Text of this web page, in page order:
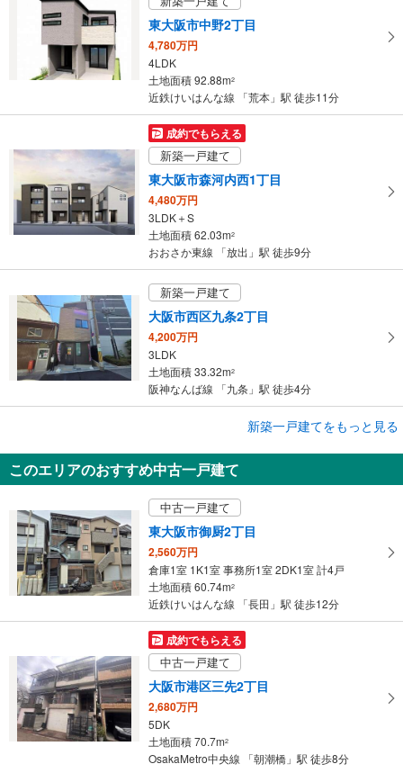
東大阪市中野2丁目
4,780万円
4LDK
土地面積 92.88m2
近鉄けいはんな線 「荒本」駅 徒歩11分
成約でもらえる
新築一戸建て
東大阪市森河内西1丁目
4,480万円
3LDK＋S
土地面積 62.03m2
おおさか東線 「放出」駅 徒歩9分
新築一戸建て
大阪市西区九条2丁目
4,200万円
3LDK
土地面積 33.32m2
阪神なんば線 「九条」駅 徒歩4分
大阪市城東区鴫野東3丁目
3LDK
土地面積 50.01m2
おおさか東線 「鴫野」駅 徒歩6分
新築一戸建てをもっと見る
このエリアのおすすめ中古一戸建て
中古一戸建て
東大阪市御厨2丁目
2,560万円
倉庫1室 1K1室 事務所1室 2DK1室 計4戸
土地面積 60.74m2
近鉄けいはんな線 「長田」駅 徒歩12分
成約でもらえる
中古一戸建て
大阪市港区三先2丁目
2,680万円
5DK
土地面積 70.7m2
OsakaMetro中央線 「朝潮橋」駅 徒歩8分